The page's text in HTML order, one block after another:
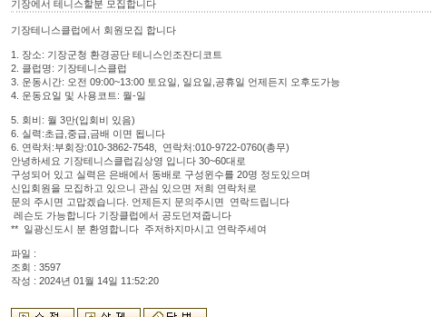
기장에서 테니스할분 모집합니다
기장테니스클럽에서 회원모집 합니다
1. 장소: 기장군청 환경공단 테니스인조잔디코트
2. 클럽명: 기장테니스클럽
3. 운동시간: 오전 09:00~13:00 토요일, 일요일,공휴일 언제든지 오후도가능
4. 운동요일 및 사용코트: 월-일
5. 회비: 월 3만(입회비 있음)
6. 실력:초급,중급,금배 이면 됩니다
6. 연락처:부회장:010-3862-7548, 연락처:010-9722-0760(총무)
안녕하세요 기장테니스클럽김상영 입니다 30~60대로
구성되어 있고 실력은 은배에서 동배로 구성윈수를 20명 정도있으며
신입회원을 모집하고 있으니 관심 있으면 저희 연락처로
문의 주시면 고맙겠습니다. 언제든지 문의주시면 연락드립니다
레슨도 가능합니다 기장클럽에서 공도던져줍니다
** 일광신도시 분 환영합니다 주저하지마시고 연락주세여
파일 :
조회 : 3597
작성 : 2024년 01월 14일 11:52:20